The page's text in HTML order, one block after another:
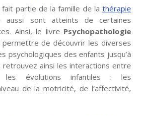
fait partie de la famille de la thérapie
aussi sont atteints de certaines
Ainsi, le livre Psychopathologie
permettre de découvrir les diverses
psychologiques des enfants jusqu’à
retrouvez ainsi les interactions entre
évolutions infantiles : les
de la motricité, de l’affectivité,